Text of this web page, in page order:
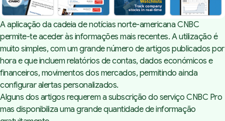
A aplicação da cadeia de notícias norte-americana CNBC
permite-te aceder às informações mais recentes. A utilização é
muito simples, com um grande número de artigos publicados por
hora e que incluem relatórios de contas, dados económicos e
financeiros, movimentos dos mercados, permitindo ainda
configurar alertas personalizados.
Alguns dos artigos requerem a subscrição do serviço CNBC Pro
mas disponibiliza uma grande quantidade de informação